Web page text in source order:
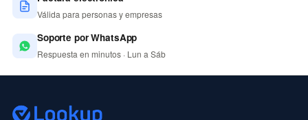
Válida para personas y empresas
Soporte por WhatsApp
Respuesta en minutos · Lun a Sáb